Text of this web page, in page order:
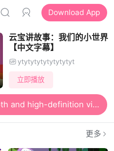
Download App
云宝讲故事：我们的小世界
【中文字幕】
ytytytytytytytytyt
立即播放
Open the App for smooth and high-definition viewing
更多